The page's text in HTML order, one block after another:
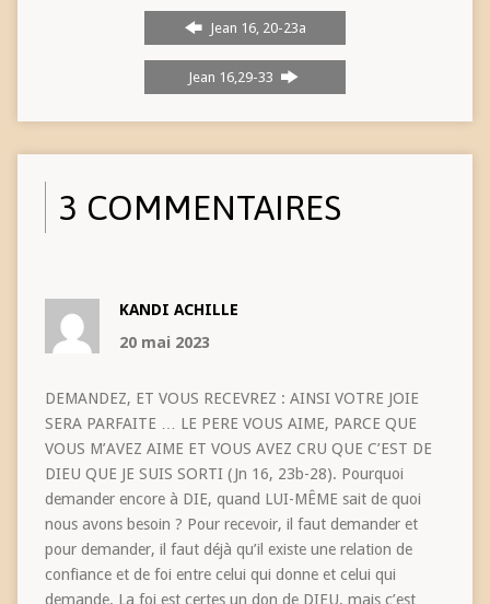
Jean 16, 20-23a
Jean 16,29-33
3 COMMENTAIRES
KANDI ACHILLE
20 mai 2023
DEMANDEZ, ET VOUS RECEVREZ : AINSI VOTRE JOIE
SERA PARFAITE … LE PERE VOUS AIME, PARCE QUE
VOUS M’AVEZ AIME ET VOUS AVEZ CRU QUE C’EST DE
DIEU QUE JE SUIS SORTI (Jn 16, 23b-28). Pourquoi
demander encore à DIE, quand LUI-MÊME sait de quoi
nous avons besoin ? Pour recevoir, il faut demander et
pour demander, il faut déjà qu’il existe une relation de
confiance et de foi entre celui qui donne et celui qui
demande. La foi est certes un don de DIEU, mais c’est